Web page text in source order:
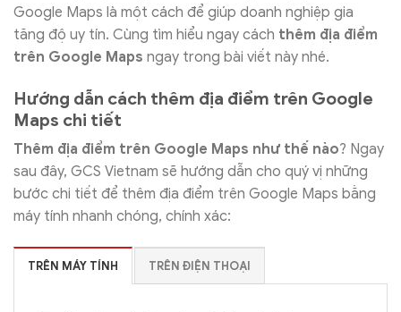
Google Maps là một cách để giúp doanh nghiệp gia
tăng độ uy tín. Cùng tìm hiểu ngay cách thêm địa điểm
trên Google Maps ngay trong bài viết này nhé.
Hướng dẫn cách thêm địa điểm trên Google
Maps chi tiết
Thêm địa điểm trên Google Maps như thế nào? Ngay
sau đây, GCS Vietnam sẽ hướng dẫn cho quý vị những
bước chi tiết để thêm địa điểm trên Google Maps bằng
máy tính nhanh chóng, chính xác:
TRÊN MÁY TÍNH TRÊN ĐIỆN THOẠI